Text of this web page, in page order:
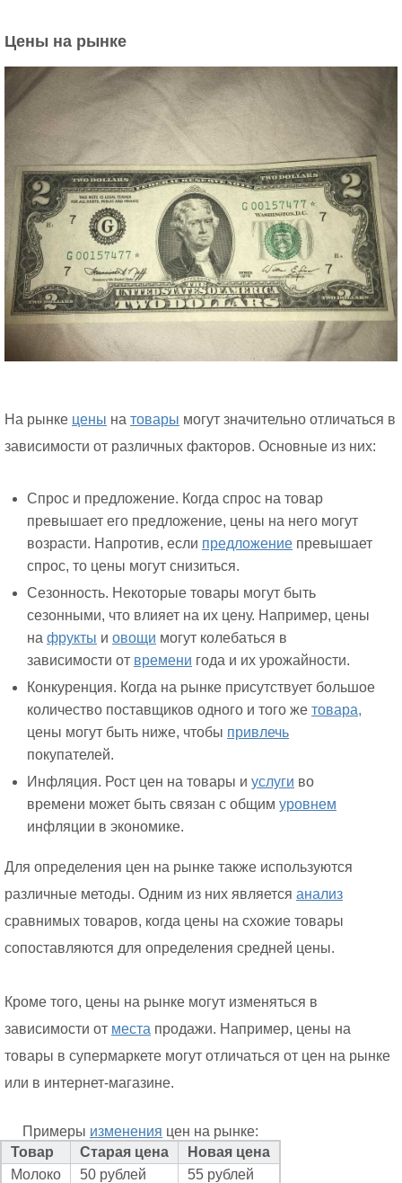
Цены на рынке
На рынке цены на товары могут значительно отличаться в
зависимости от различных факторов. Основные из них:
Спрос и предложение. Когда спрос на товар
превышает его предложение, цены на него могут
возрасти. Напротив, если предложение превышает
спрос, то цены могут снизиться.
Сезонность. Некоторые товары могут быть
сезонными, что влияет на их цену. Например, цены
на фрукты и овощи могут колебаться в
зависимости от времени года и их урожайности.
Конкуренция. Когда на рынке присутствует большое
количество поставщиков одного и того же товара,
цены могут быть ниже, чтобы привлечь
покупателей.
Инфляция. Рост цен на товары и услуги во
времени может быть связан с общим уровнем
инфляции в экономике.
Для определения цен на рынке также используются
различные методы. Одним из них является анализ
сравнимых товаров, когда цены на схожие товары
сопоставляются для определения средней цены.
Кроме того, цены на рынке могут изменяться в
зависимости от места продажи. Например, цены на
товары в супермаркете могут отличаться от цен на рынке
или в интернет-магазине.
Примеры изменения цен на рынке:
Товар
Старая цена
Новая цена
Молоко
50 рублей 55 рублей